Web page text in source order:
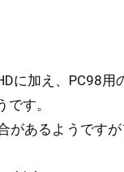
に加え、PC98用
す。
があるようです